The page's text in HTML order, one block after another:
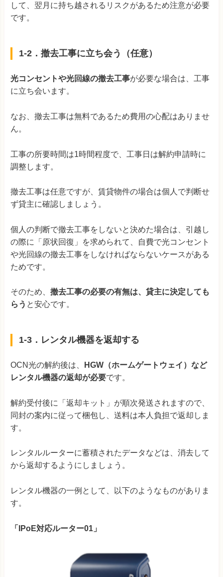
して、翌月に持ち越されるリスクがあるため注意が必要
です。
1-2．撤去工事に立ち会う（任意）
光コンセントや光回線の撤去工事が必要な場合は、工事
に立ち会います。
なお、撤去工事は無料であるため費用の心配はありませ
ん。
工事の所要時間は1時間程度で、工事日は解約申請時に
調整します。
撤去工事は任意ですが、賃貸物件の場合は個人で判断せ
ず貸主に確認しましょう。
個人の判断で撤去工事をしないと決めた場合は、引越し
の際に「原状回復」を求められて、自費で光コンセント
や光回線の撤去工事をしなければならないケースがある
ためです。
そのため、 撤去工事の必要の有無は、貸主に決定しても
らう と安心です。
1-3．レンタル機器を返却する
OCN光の解約後は、
HGW（ホームゲートウェイ）など
レンタル機器の返却が必要です。
解約受付後に「返却キット」が順次発送されますので、
同封の案内に従って梱包し、送料は本人負担で返却しま
す。
レンタルルーターに蓄積されたデータなどは、消去して
から返却するようにしましょう。
レンタル機器の一例として、以下のようなものがありま
す。
「IPoE対応ルーター01」